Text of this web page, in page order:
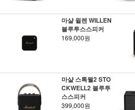
마샬 윌렌 WILLEN
블루투스스피커
169,000원
마샬 스톡웰2 STO
CKWELL2 블루투
스스피커
399,000원